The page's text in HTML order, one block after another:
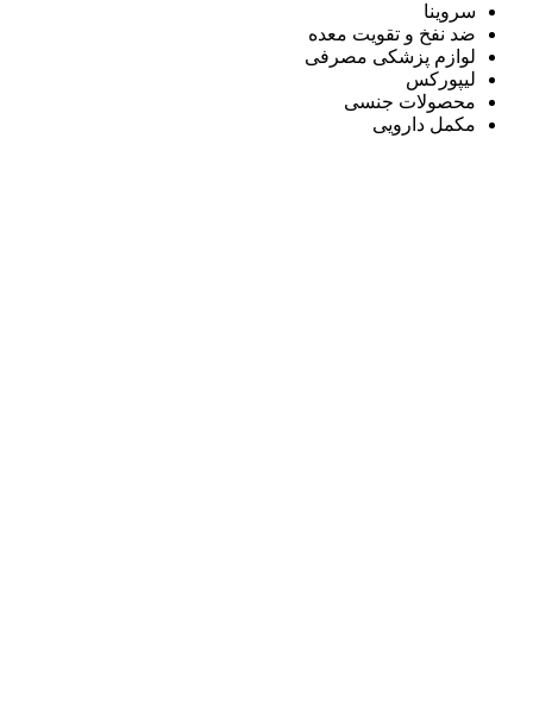
سروینا
ضد نفخ و تقویت معده
لوازم پزشکی مصرفی
لیپورکس
محصولات جنسی
مکمل دارویی